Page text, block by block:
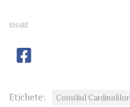
SHARE
Etichete: Consiliul Cardinalilor